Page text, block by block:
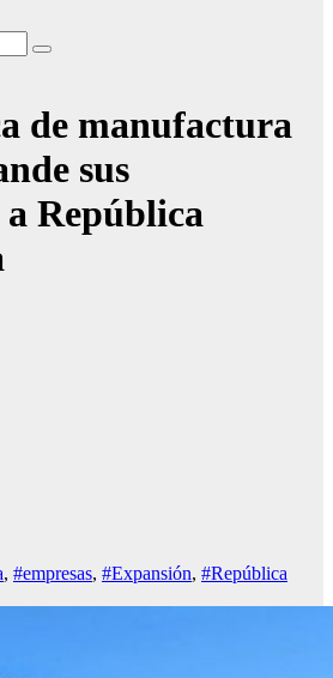
de manufactura
sus
a República
, #empresas, #Expansión, #República